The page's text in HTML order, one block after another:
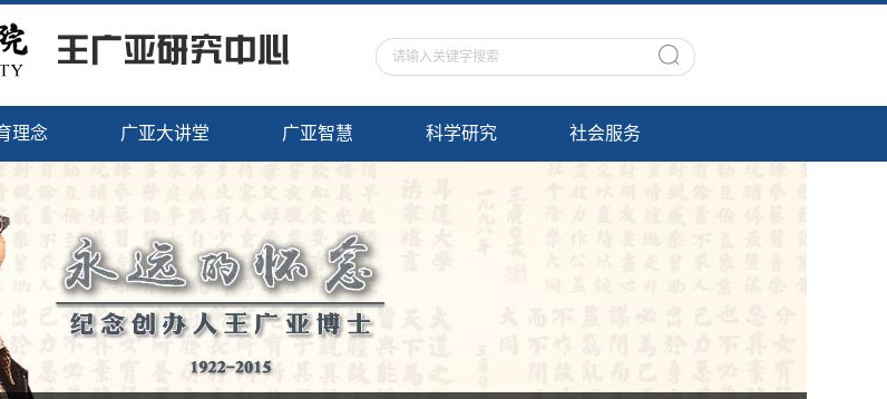
理念 广亚大讲堂 广亚智慧 科学研究 社会服务